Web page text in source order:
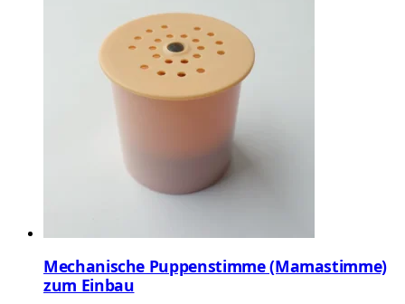
Mechanische Puppenstimme (Mamastimme)
zum Einbau